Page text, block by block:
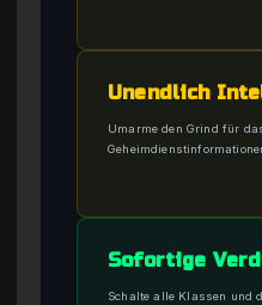
Unendlich
Umarme den Grind für
Sofortige
Schalte alle Klassen und